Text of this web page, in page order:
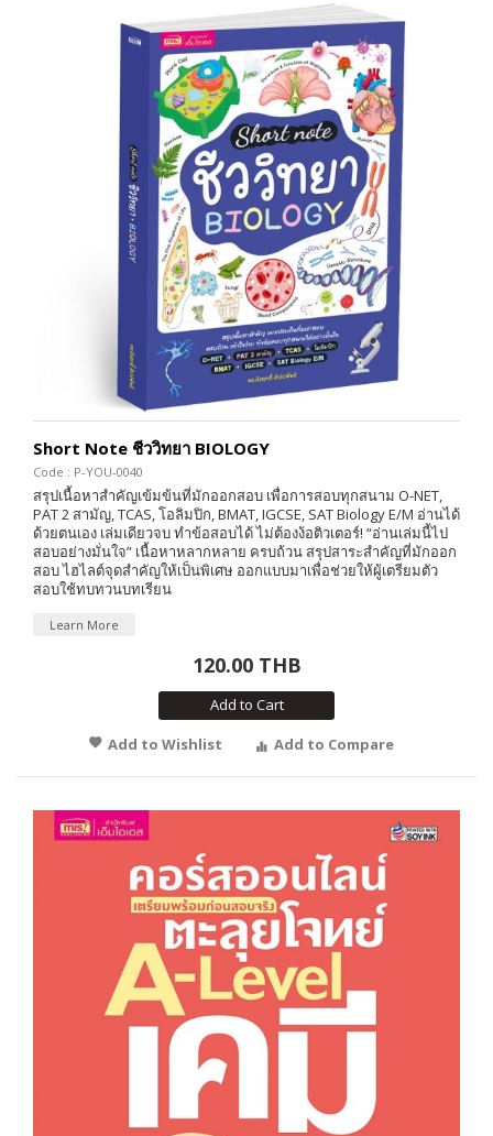
Short Note ชีววิทยา BIOLOGY
Code : P-YOU-0040
สรุปเนื้อหาสำคัญเข้มข้นที่มักออกสอบ เพื่อการสอบทุกสนาม O-NET,
PAT 2 สามัญ, TCAS, โอลิมปิก, BMAT, IGCSE, SAT Biology E/M อ่านได้
ด้วยตนเอง เล่มเดียวจบ ทำข้อสอบได้ ไม่ต้องง้อติวเตอร์! “อ่านเล่มนี้ไป
สอบอย่างมั่นใจ” เนื้อหาหลากหลาย ครบถ้วน สรุปสาระสำคัญที่มักออก
สอบ ไฮไลต์จุดสำคัญให้เป็นพิเศษ ออกแบบมาเพื่อช่วยให้ผู้เตรียมตัว
สอบใช้ทบทวนบทเรียน
Learn More
120.00 THB
Add to Cart
Add to Wishlist
Add to Compare